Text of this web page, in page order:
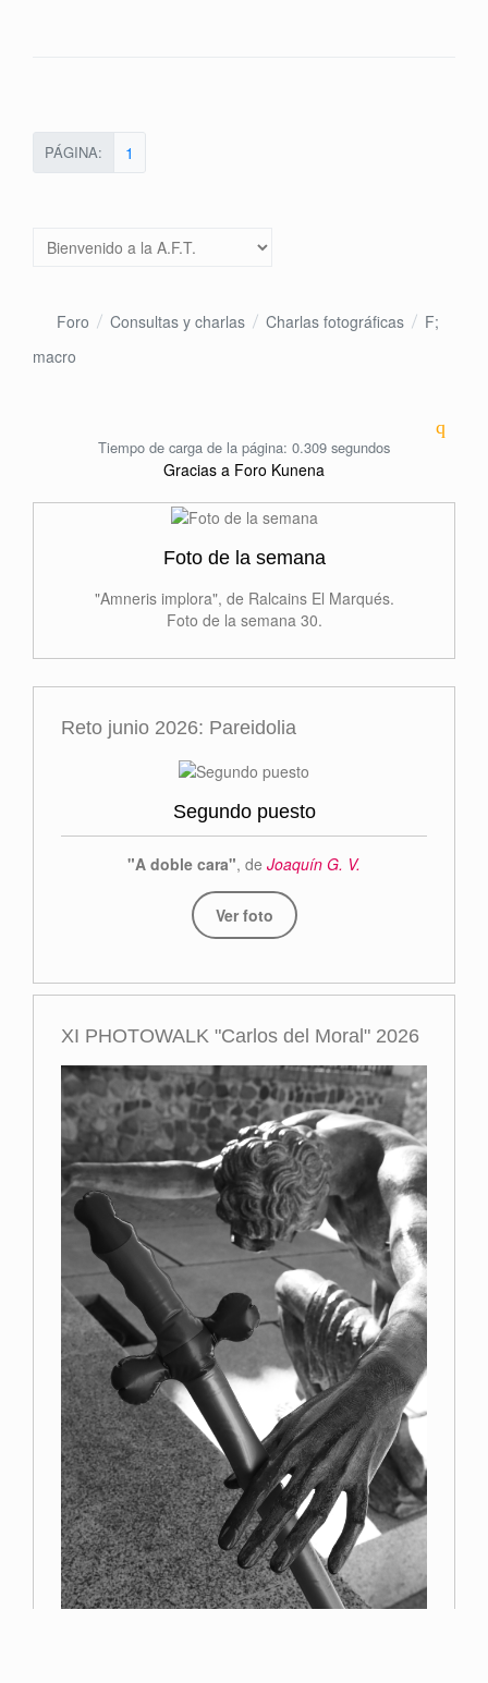
PÁGINA: 1
Foro Consultas y charlas Charlas fotográficas
F;
macro
Tiempo de carga de la página: 0.309 segundos
Gracias a Foro Kunena
Foto de la semana
"Amneris implora", de Ralcains El Marqués.
Foto de la semana 30.
Reto junio 2026: Pareidolia
Segundo puesto
"A doble cara", de Joaquín G. V.
Ver foto
XI PHOTOWALK "Carlos del Moral" 2026